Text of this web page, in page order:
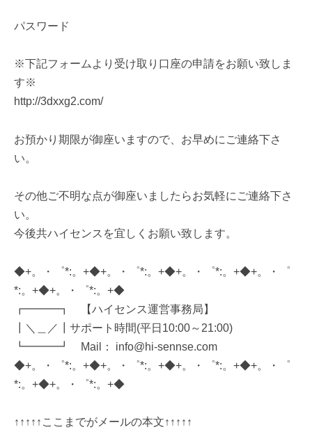
パスワード
※下記フォームより受け取り口座の申請をお願い致しま
す※
http://3dxxg2.com/
お預かり期限が御座いますので、お早めにご連絡下さ
い。
その他ご不明な点が御座いましたらお気軽にご連絡下さ
い。
今後共ハイセンスを宜しくお願い致します。
◆+。・゜*:。+◆+。・゜*:。+◆+。・゜*:。+◆+。・゜
*:。+◆+。・゜*:。+◆
┏━━━┓ 【ハイセンス運営事務局】
┃＼＿／┃サポート時間(平日10:00～21:00)
┗━━━┛ Mail： info@hi-sennse.com
◆+。・゜*:。+◆+。・゜*:。+◆+。・゜*:。+◆+。・゜
*:。+◆+。・゜*:。+◆
↑↑↑↑↑ここまでがメールの本文↑↑↑↑↑